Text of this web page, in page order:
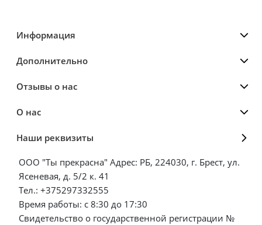
Информация
Дополнительно
Отзывы о нас
О нас
Наши реквизиты
ООО "Ты прекрасна" Адрес: РБ, 224030, г. Брест, ул.
Ясеневая, д. 5/2 к. 41
Тел.: +375297332555
Время работы: с 8:30 до 17:30
Свидетельство о государственной регистрации №